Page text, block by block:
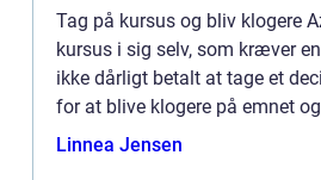
Tag på kursus og bliv klogere
kursus i sig selv, som kræver
ikke dårligt betalt at tage et
for at blive klogere på emnet
der blev sagt “sig selv”. Et kur...
Linnea Jensen